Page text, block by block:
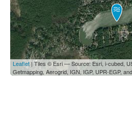
Leaflet | Tiles © Esri — Source: Esri, i-cubed,
Getmapping, Aerogrid, IGN, IGP, UPR-EGP,